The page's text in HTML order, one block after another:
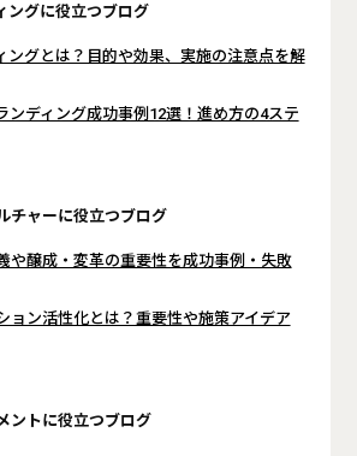
ングに役立つブログ
ングとは？目的や効果、実施の注意点を解
ンディング成功事例12選！進め方の4ステ
チャーに役立つブログ
や醸成・変革の重要性を成功事例・失敗
ョン活性化とは？重要性や施策アイデア
ントに役立つブログ